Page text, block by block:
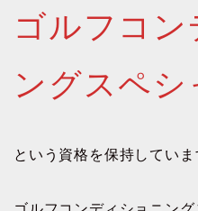
ゴルフコン
ングスペシ
という資格を保持していま